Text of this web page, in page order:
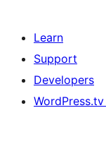
Learn
Support
Developers
WordPress.tv